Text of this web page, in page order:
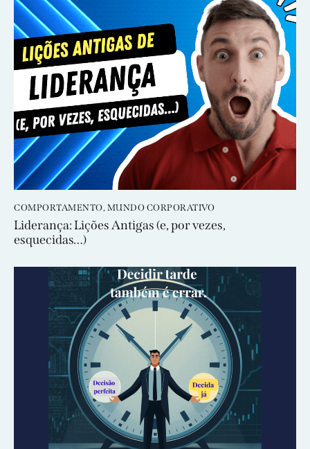
COMPORTAMENTO, MUNDO CORPORATIVO
Liderança: Lições Antigas (e, por vezes,
esquecidas…)